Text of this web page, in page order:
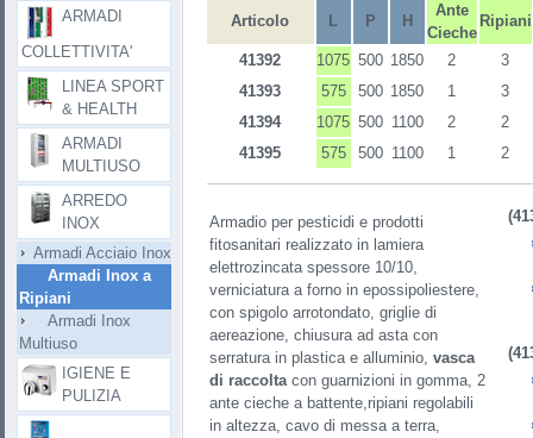
Articolo
L P H
Ante
Cieche
Ripiani
41392 1075 500 1850 2
3
41393
575 500 1850 1
3
41394
1075 500 1100 2
2
41395
575 500 1100 1 2
Armadio per pesticidi e prodotti
fitosanitari realizzato in lamiera
elettrozincata spessore 10/10,
verniciatura a forno in epossipoliestere,
con spigolo arrotondato, griglie di
aereazione, chiusura ad asta con
serratura in plastica e alluminio, vasca
di raccolta con guarnizioni in gomma, 2
ante cieche a battente,ripiani regolabili
in altezza, cavo di messa a terra,
(
(
ARMADI
COLLETTIVITA'
LINEA SPORT
& HEALTH
ARMADI
MULTIUSO
ARREDO
INOX
Armadi Acciaio Inox
Armadi Inox a
Ripiani
Armadi Inox
Multiuso
IGIENE E
PULIZIA